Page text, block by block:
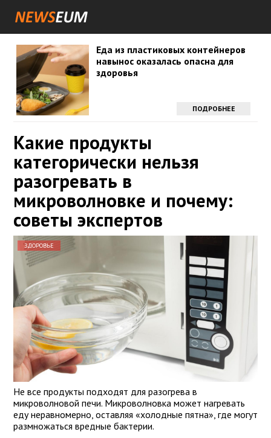
Еда из пластиковых контейнеров
навынос оказалась опасна для
здоровья
ПОДРОБНЕЕ
Какие продукты
категорически нельзя
разогревать в
микроволновке и почему:
советы экспертов
ЗДОРОВЬЕ
Не все продукты подходят для разогрева в
микроволновой печи. Микроволновка может нагревать
еду неравномерно, оставляя «холодные пятна», где могут
размножаться вредные бактерии.